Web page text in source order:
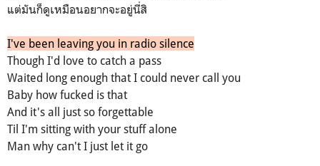
แต่มันก็ดูเหมือนอยากจะอยู่นี่สิ
I've been leaving you in radio silence
Though I'd love to catch a pass
Waited long enough that I could never call you
Baby how fucked is that
And it's all just so forgettable
Til I'm sitting with your stuff alone
Man why can't I just let it go